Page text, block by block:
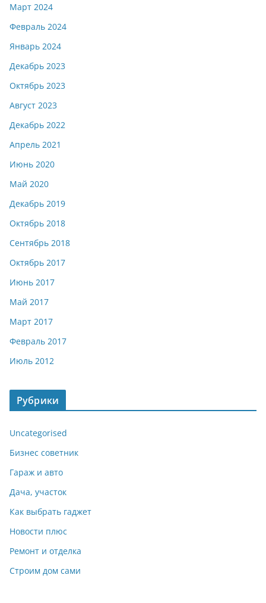
Март 2024
Февраль 2024
Январь 2024
Декабрь 2023
Октябрь 2023
Август 2023
Декабрь 2022
Апрель 2021
Июнь 2020
Май 2020
Декабрь 2019
Октябрь 2018
Сентябрь 2018
Октябрь 2017
Июнь 2017
Май 2017
Март 2017
Февраль 2017
Июль 2012
Рубрики
Uncategorised
Бизнес советник
Гараж и авто
Дача, участок
Как выбрать гаджет
Новости плюс
Ремонт и отделка
Строим дом сами